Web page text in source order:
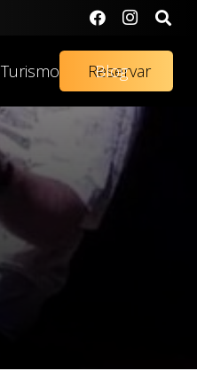
Turismo Blog
Reservar